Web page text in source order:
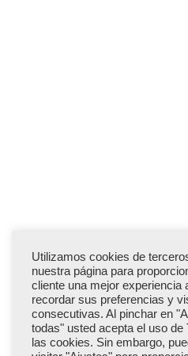
Utilizamos cookies de
nuestra página para
cliente una mejor experiencia
recordar sus preferencias y
consecutivas. Al pinchar en
todas" usted acepta el uso de
las cookies. Sin embargo,